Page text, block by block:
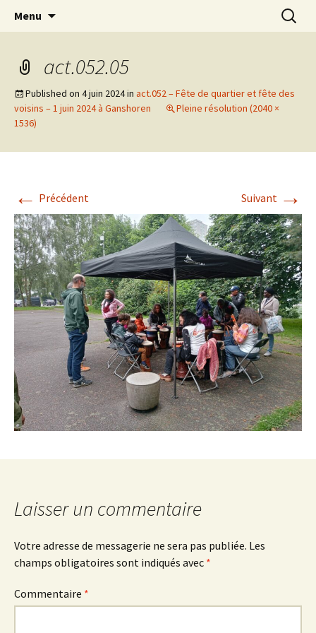
L'Oranger AMO
Actions en Milieu Ouvert
Menu
act.052.05
Published on 4 juin 2024in act.052 – Fête de quartier et fête des
voisins – 1 juin 2024 à Ganshoren
Pleine résolution (2040 ×
1536)
← Précédent Suivant →
Laisser un commentaire
Votre adresse de messagerie ne sera pas publiée. Les
champs obligatoires sont indiqués avec *
Commentaire *